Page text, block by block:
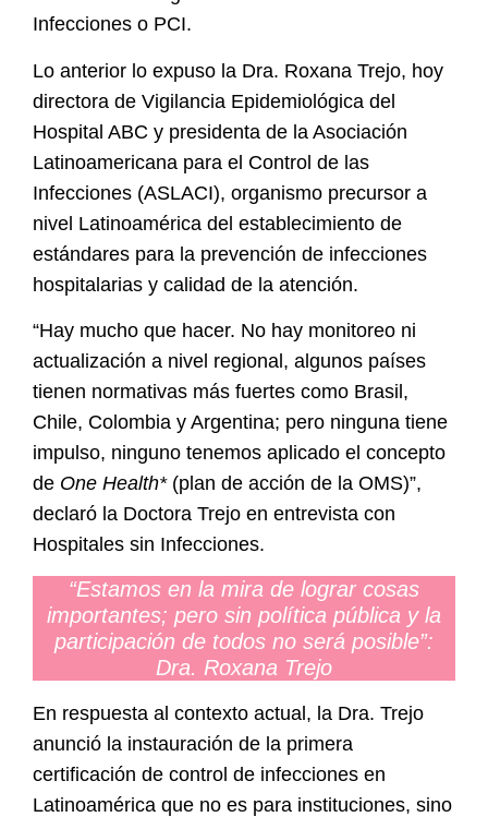
Infecciones o PCI.
Lo anterior lo expuso la Dra. Roxana Trejo, hoy
directora de Vigilancia Epidemiológica del
Hospital ABC y presidenta de la Asociación
Latinoamericana para el Control de las
Infecciones (ASLACI), organismo precursor a
nivel Latinoamérica del establecimiento de
estándares para la prevención de infecciones
hospitalarias y calidad de la atención.
“Hay mucho que hacer. No hay monitoreo ni
actualización a nivel regional, algunos países
tienen normativas más fuertes como Brasil,
Chile, Colombia y Argentina; pero ninguna tiene
impulso, ninguno tenemos aplicado el concepto
de One Health*(plan de acción de la OMS)”,
declaró la Doctora Trejo en entrevista con
Hospitales sin Infecciones.
“Estamos en la mira de lograr cosas
importantes; pero sin política pública y la
participación de todos no será posible”:
Dra. Roxana Trejo
En respuesta al contexto actual, la Dra. Trejo
anunció la instauración de la primera
certificación de control de infecciones en
Latinoamérica que no es para instituciones, sino